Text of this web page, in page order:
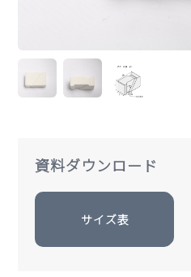
資料ダウンロード
サイズ表